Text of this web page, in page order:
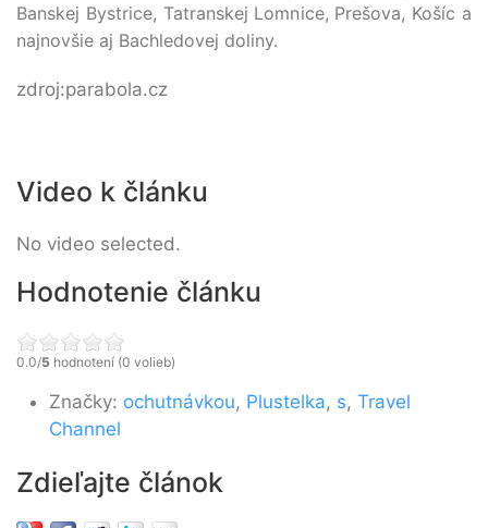
Banskej Bystrice, Tatranskej Lomnice, Prešova, Košíc a
najnovšie aj Bachledovej doliny.
zdroj:parabola.cz
Video k článku
No video selected.
Hodnotenie článku
0.0/5 hodnotení (0 volieb)
Značky: ochutnávkou, Plustelka, s, Travel
Channel
Zdieľajte článok